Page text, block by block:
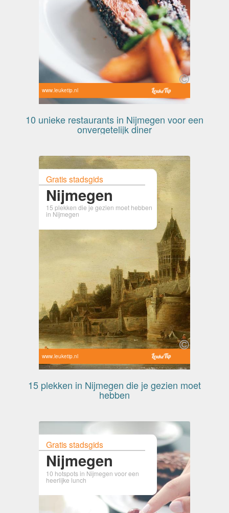
www.leuketip.nl
10 unieke restaurants in Nijmegen voor een
onvergetelijk diner
Gratis stadsgids
Nijmegen
15 plekken die je gezien moet hebben
in Nijmegen
www.leuketip.nl
15 plekken in Nijmegen die je gezien moet
hebben
Gratis stadsgids
Nijmegen
10 hotspots in Nijmegen voor een
heerlijke lunch